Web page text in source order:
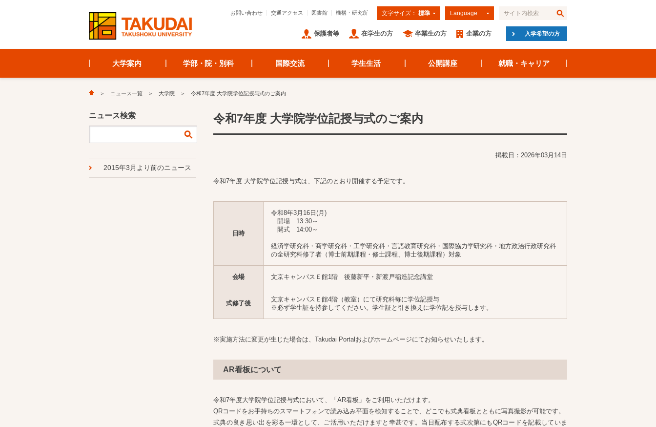
Language
文字サイズ： 標準
お問い合わせ 交通アクセス 図書館 機構・研究所
入学希望の方
保護者等 在学生の方 卒業生の方 企業の方
大学案内 学部・院・別科 国際交流 学生生活 公開講座 就職・キャリア
ニュース一覧 大学院 令和7年度 大学院学位記授与式のご案内
令和7年度 大学院学位記授与式のご案内
掲載日：2026年03月14日
令和7年度 大学院学位記授与式は、下記のとおり開催する予定です。
日時
令和8年3月16日(月)
開場 13:30～
開式 14:00～
経済学研究科・商学研究科・工学研究科・言語教育研究科・国際協力学研究科・地方政治行政研究科
の全研究科修了者（博士前期課程・修士課程、博士後期課程）対象
会場 文京キャンパスＥ館1階 後藤新平・新渡戸稲造記念講堂
式修了後
文京キャンパスＥ館4階（教室）にて研究科毎に学位記授与
※必ず学生証を持参してください。学生証と引き換えに学位記を授与します。
※実施方法に変更が生じた場合は、Takudai Portalおよびホームページにてお知らせいたします。
AR看板について
令和7年度大学院学位記授与式において、「AR看板」をご利用いただけます。
QRコードをお手持ちのスマートフォンで読み込み平面を検知することで、どこでも式典看板とともに写真撮影が可能です。
式典の良き思い出を彩る一環として、ご活用いただけますと幸甚です。当日配布する式次第にもQRコードを記載していま
ニュース検索
2015年3月より前のニュース